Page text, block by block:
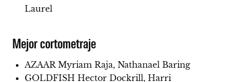
Laurel
Mejor cortometraje
AZAAR Myriam Raja, Nathanael Baring
GOLDFISH Hector Dockrill, Harri